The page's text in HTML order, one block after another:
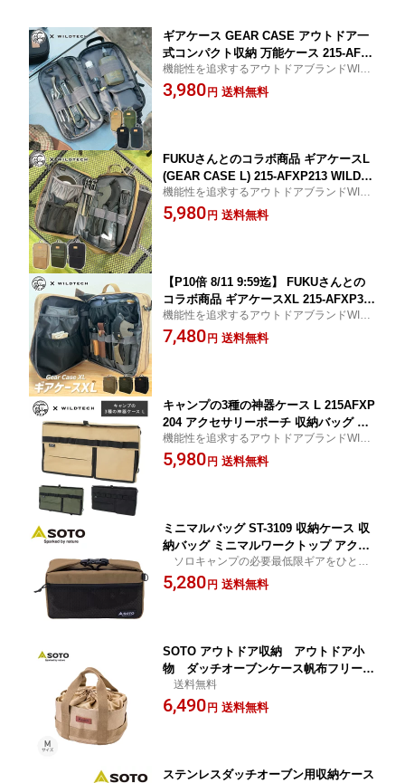
ギアケース GEAR CASE アウトドア一
式コンパクト収納 万能ケース 215-AFX
P145 WILDTECH XPLUS Fuku Fukuさ
ん キャンプ ソロキャンプ アウトドア
機能性を追求するアウトドアブランドWILD
TECHとYouTubeでお馴染みのFukuのコラ
ボ商品 送料無料
3,980円 送料無料
FUKUさんとのコラボ商品 ギアケースL
(GEAR CASE L) 215-AFXP213 WILDTE
CH XPLUS Fuku キャンプ ソロキャン
プ アウトドア 収納 ケース マルチケー
機能性を追求するアウトドアブランドWILD
TECHとYouTubeでお馴染みのFUKUさんと
のコラボ商品 送料無料
5,980円 送料無料
【P10倍 8/11 9:59迄】 FUKUさんとの
コラボ商品 ギアケースXL 215-AFXP363
WILDTECH XPLUS キャンプ アウトド
ア 収納 ケース マルチケース ギアバッ
機能性を追求するアウトドアブランドWILD
TECHとYouTubeでお馴染みのFUKUさんと
のコラボ商品 送料無料
7,480円 送料無料
キャンプの3種の神器ケース L 215AFXP
204 アクセサリーポーチ 収納バッグ 収
納ポーチ ペーパータオル ウェットティ
ッシュ アルミホイル 三種の神器 エクス
機能性を追求するアウトドアブランドWILD
TECHとYouTubeでお馴染みのFukuのコラ
ボ商品 送料無料
5,980円 送料無料
ミニマルバッグ ST-3109 収納ケース 収
納バッグ ミニマルワークトップ アクセ
サリー ギアバッグ SOTO 【送料無料】
ソロキャンプの必要最低限ギアをひとつ
にまとめる 送料無料
5,280円 送料無料
SOTO アウトドア収納 アウトドア小
物 ダッチオーブンケース帆布フリーバ
ッグ M ST-6401M アウトドア用オーブ
ン小物 スタンド ST-910用 SOTO 【送
送料無料
6,490円 送料無料
ステンレスダッチオーブン用収納ケース